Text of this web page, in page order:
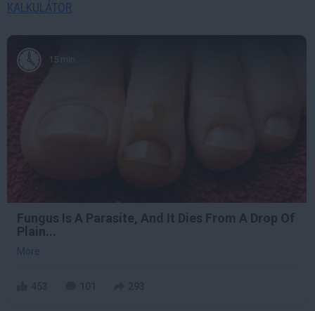
KALKULÁTOR
15 min
Fungus Is A Parasite, And It Dies From A Drop Of
Plain...
More